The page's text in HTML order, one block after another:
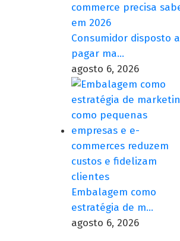
Consumidor disposto a
pagar ma…
agosto 6, 2026
Embalagem como
estratégia de m…
agosto 6, 2026